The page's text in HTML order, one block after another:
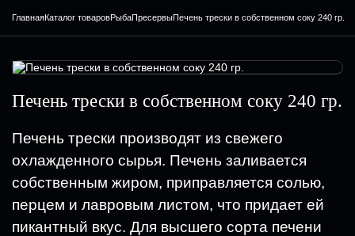
ГлавнаяКаталог товаровРыбаПресервыПечень трески в собственном соку 240 гр.
Печень трески в собственном соку 240 гр.
Печень трески производят из свежего
охлажденного сырья. Печень заливается
собственным жиром, приправляется солью,
перцем и лавровым листом, что придает ей
пикантный вкус. Для высшего сорта печени